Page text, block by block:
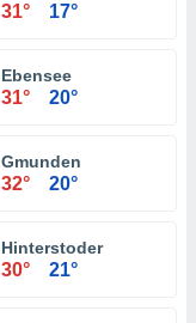
31° 17°
Ebensee
31° 20°
Gmunden
32° 20°
Hinterstoder
30° 21°